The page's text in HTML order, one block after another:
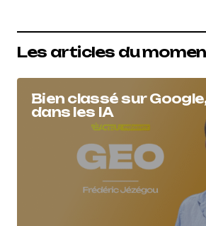
Les articles du
Bien classé sur
dans les IA